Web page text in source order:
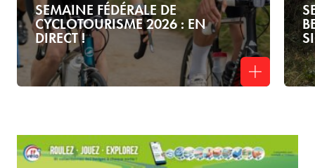
SEMAINE FÉDÉRALE DE
CYCLOTOURISME 2026 : EN
DIRECT !